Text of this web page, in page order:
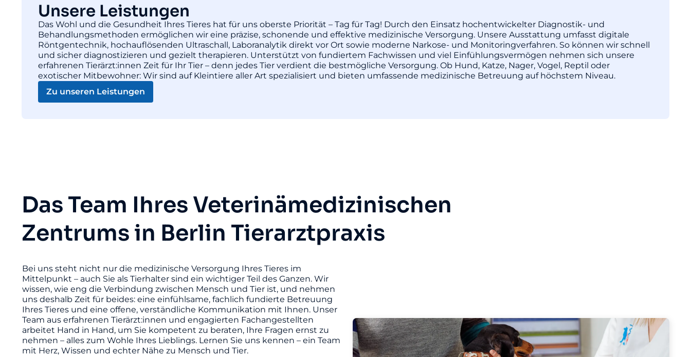
Unsere Leistungen
Das Wohl und die Gesundheit Ihres Tieres hat für uns oberste Priorität – Tag für Tag! Durch den Einsatz hochentwickelter Diagnostik- und
Behandlungsmethoden ermöglichen wir eine präzise, schonende und effektive medizinische Versorgung. Unsere Ausstattung umfasst digitale
Röntgentechnik, hochauflösenden Ultraschall, Laboranalytik direkt vor Ort sowie moderne Narkose- und Monitoringverfahren. So können wir schnell
und sicher diagnostizieren und gezielt therapieren. Unterstützt von fundiertem Fachwissen und viel Einfühlungsvermögen nehmen sich unsere
erfahrenen Tierärzt:innen Zeit für Ihr Tier – denn jedes Tier verdient die bestmögliche Versorgung. Ob Hund, Katze, Nager, Vogel, Reptil oder
exotischer Mitbewohner: Wir sind auf Kleintiere aller Art spezialisiert und bieten umfassende medizinische Betreuung auf höchstem Niveau.
Zu unseren Leistungen
Das Team Ihres Veterinämedizinischen
Zentrums in Berlin Tierarztpraxis
Bei uns steht nicht nur die medizinische Versorgung Ihres Tieres im
Mittelpunkt – auch Sie als Tierhalter sind ein wichtiger Teil des Ganzen. Wir
wissen, wie eng die Verbindung zwischen Mensch und Tier ist, und nehmen
uns deshalb Zeit für beides: eine einfühlsame, fachlich fundierte Betreuung
Ihres Tieres und eine offene, verständliche Kommunikation mit Ihnen. Unser
Team aus erfahrenen Tierärzt:innen und engagierten Fachangestellten
arbeitet Hand in Hand, um Sie kompetent zu beraten, Ihre Fragen ernst zu
nehmen – alles zum Wohle Ihres Lieblings. Lernen Sie uns kennen – ein Team
mit Herz, Wissen und echter Nähe zu Mensch und Tier.